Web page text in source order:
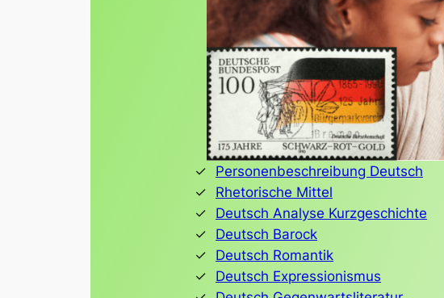
Personenbeschreibung Deutsch
Rhetorische Mittel
Deutsch Analyse Kurzgeschichte
Deutsch Barock
Deutsch Romantik
Deutsch Expressionismus